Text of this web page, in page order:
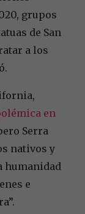
grupos
de San
a los
en
Serra
nativos y
humanidad
e